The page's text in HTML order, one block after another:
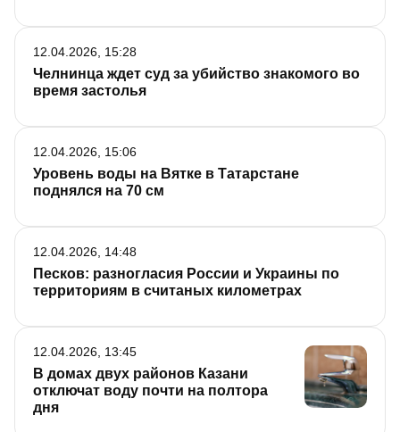
Челнинца ждет суд за убийство знакомого во
время застолья
12.04.2026, 15:28
Уровень воды на Вятке в Татарстане
поднялся на 70 см
12.04.2026, 15:06
Песков: разногласия России и Украины по
территориям в считаных километрах
12.04.2026, 14:48
В домах двух районов Казани
отключат воду почти на полтора
дня
12.04.2026, 13:45